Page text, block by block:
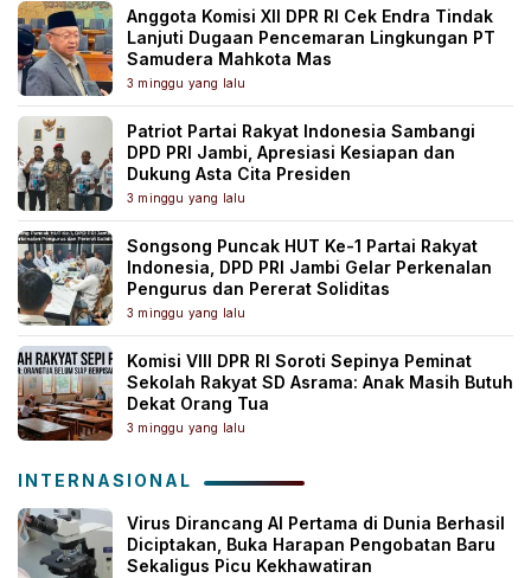
Anggota Komisi XII DPR RI Cek Endra Tindak
Lanjuti Dugaan Pencemaran Lingkungan PT
Samudera Mahkota Mas
3 minggu yang lalu
Patriot Partai Rakyat Indonesia Sambangi
DPD PRI Jambi, Apresiasi Kesiapan dan
Dukung Asta Cita Presiden
3 minggu yang lalu
Songsong Puncak HUT Ke-1 Partai Rakyat
Indonesia, DPD PRI Jambi Gelar Perkenalan
Pengurus dan Pererat Soliditas
3 minggu yang lalu
Komisi VIII DPR RI Soroti Sepinya Peminat
Sekolah Rakyat SD Asrama: Anak Masih Butuh
Dekat Orang Tua
3 minggu yang lalu
INTERNASIONAL
Virus Dirancang AI Pertama di Dunia Berhasil
Diciptakan, Buka Harapan Pengobatan Baru
Sekaligus Picu Kekhawatiran